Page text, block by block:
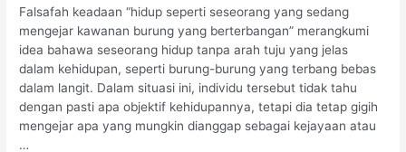
Falsafah keadaan “hidup seperti seseorang yang sedang
mengejar kawanan burung yang berterbangan” merangkumi
idea bahawa seseorang hidup tanpa arah tuju yang jelas
dalam kehidupan, seperti burung-burung yang terbang bebas
dalam langit. Dalam situasi ini, individu tersebut tidak tahu
dengan pasti apa objektif kehidupannya, tetapi dia tetap gigih
mengejar apa yang mungkin dianggap sebagai kejayaan atau
…